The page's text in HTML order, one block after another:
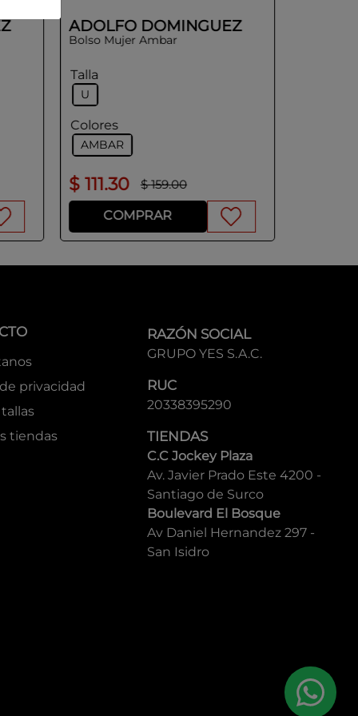
ADOLFO DOMINGUEZ
Bolso Mujer Ambar
Talla
U
Colores
AMBAR
$ 111.30 $ 159.00
COMPRAR
privacidad
tiendas
RAZÓN SOCIAL
GRUPO YES S.A.C.
RUC
20338395290
TIENDAS
C.C Jockey Plaza
Av. Javier Prado Este 4200 -
Santiago de Surco
Boulevard El Bosque
Av Daniel Hernandez 297 -
San Isidro